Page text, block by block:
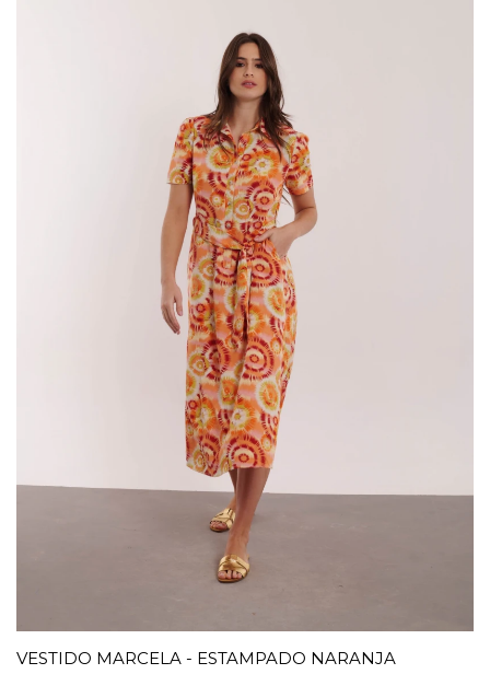
VESTIDO MARCELA - ESTAMPADO NARANJA